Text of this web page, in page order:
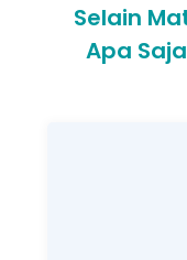
Selain
Apa